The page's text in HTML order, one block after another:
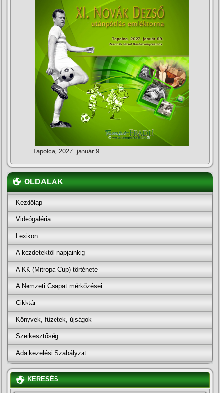
Tapolca, 2027. január 9.
OLDALAK
Kezdőlap
Videógaléria
Lexikon
A kezdetektől napjainkig
A KK (Mitropa Cup) története
A Nemzeti Csapat mérkőzései
Cikktár
Könyvek, füzetek, újságok
Szerkesztőség
Adatkezelési Szabályzat
KERESÉS